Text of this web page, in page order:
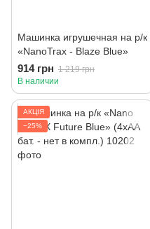
Машинка игрушечная на р/к
«NanoTrax - Blaze Blue»
914 грн 1 219 грн
В наличии
АКЦІЯ
−25%